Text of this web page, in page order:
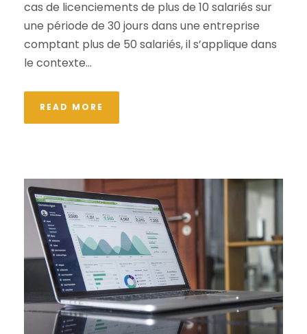
cas de licenciements de plus de 10 salariés sur
une période de 30 jours dans une entreprise
comptant plus de 50 salariés, il s’applique dans
le contexte...
READ MORE